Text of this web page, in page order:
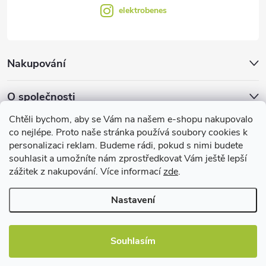
Chtěli bychom, aby se Vám na našem e-shopu nakupovalo
co nejlépe. Proto naše stránka používá soubory cookies k
personalizaci reklam. Budeme rádi, pokud s nimi budete
souhlasit a umožníte nám zprostředkovat Vám ještě lepší
zážitek z nakupování. Více informacízde.
Nastavení
Souhlasím
Nakupování
O společnosti
Facebook
elektrobenes
Užitečné informace